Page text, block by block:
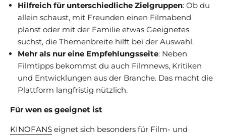
Hilfreich für unterschiedliche Zielgruppen: Ob du
allein schaust, mit Freunden einen Filmabend
planst oder mit der Familie etwas Geeignetes
suchst, die Themenbreite hilft bei der Auswahl.
Mehr als nur eine Empfehlungsseite: Neben
Filmtipps bekommst du auch Filmnews, Kritiken
und Entwicklungen aus der Branche. Das macht die
Plattform langfristig nützlich.
Für wen es geeignet ist
KINOFANS eignet sich besonders für Film- und